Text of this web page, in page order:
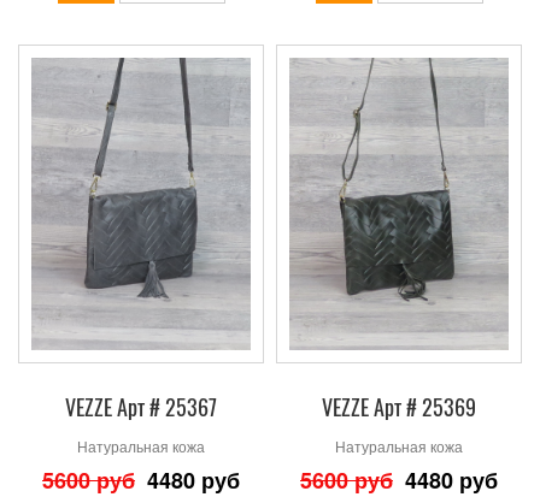
VEZZE Арт # 25367
Натуральная кожа
5600 руб 4480 руб
VEZZE Арт # 25369
Натуральная кожа
5600 руб 4480 руб